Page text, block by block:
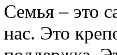
Семья – это
нас. Это